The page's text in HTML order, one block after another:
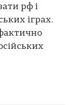
рф і
іграх.